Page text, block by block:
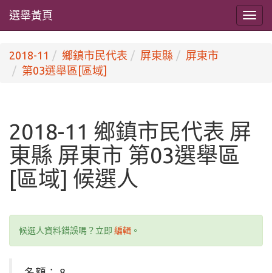
選舉黃頁
2018-11 鄉鎮市民代表 屏東縣
屏東市
第03選舉區[區域]
2018-11 鄉鎮市民代表 屏
東縣 屏東市 第03選舉區
[區域] 候選人
候選人資料錯誤嗎？立即 編輯 。